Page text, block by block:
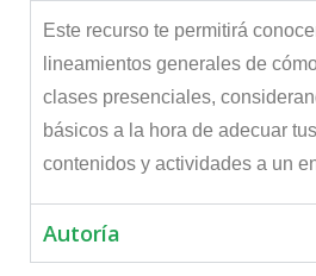
Este recurso te permitirá
lineamientos generales de
clases presenciales,
básicos a la hora de adecuar
contenidos y actividades a un
Autoría